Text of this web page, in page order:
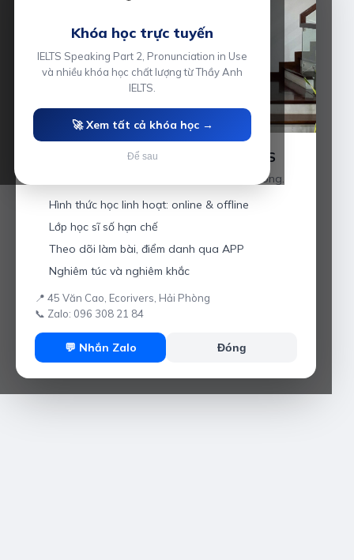
Luyện thi IELTS cùng Thầy Anh IELTS
Giáo viên hơn 10 năm kinh nghiệm tại Hải Phòng.
Hình thức học linh hoạt: online & offline
Lớp học sĩ số hạn chế
Theo dõi làm bài, điểm danh qua APP
Nghiêm túc và nghiêm khắc
📍 45 Văn Cao, Ecorivers, Hải Phòng
📞 Zalo: 096 308 21 84
💬 Nhắn Zalo Đóng
Khóa học trực tuyến
IELTS Speaking Part 2, Pronunciation in Use
và nhiều khóa học chất lượng từ Thầy Anh
IELTS.
🚀 Xem tất cả khóa học →
Để sau